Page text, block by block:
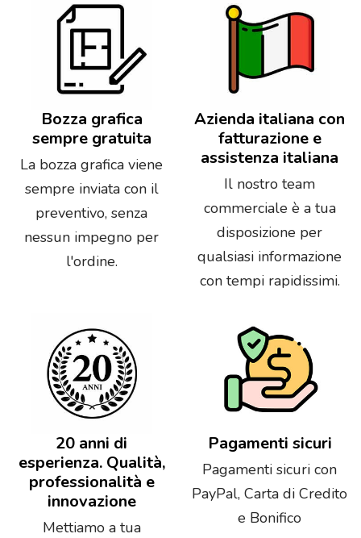
Bozza grafica
sempre gratuita
La bozza grafica viene
sempre inviata con il
preventivo, senza
nessun impegno per
l'ordine.
Azienda italiana con
fatturazione e
assistenza italiana
Il nostro team
commerciale è a tua
disposizione per
qualsiasi informazione
con tempi rapidissimi.
20 anni di
esperienza. Qualità,
professionalità e
innovazione
Mettiamo a tua
Pagamenti sicuri
Pagamenti sicuri con
PayPal, Carta di Credito
e Bonifico